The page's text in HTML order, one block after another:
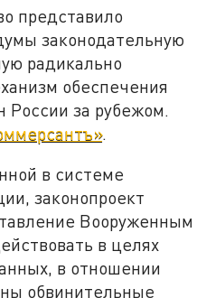
представило
законодательную
радикально
обеспечения
России за рубежом.
.
в системе
законопроект
Вооруженным
в целях
в отношении
обвинительные